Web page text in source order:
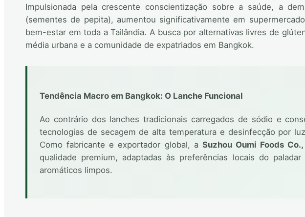
Impulsionada pela crescente conscientização sobre a saúde, a
(sementes de pepita), aumentou significativamente em
bem-estar em toda a Tailândia. A busca por alternativas livres de
média urbana e a comunidade de expatriados em Bangkok.
Tendência Macro em Bangkok: O Lanche Funcional
Ao contrário dos lanches tradicionais carregados de sódio e
tecnologias de secagem de alta temperatura e desinfecção por
Como fabricante e exportador global, a Suzhou Oumi Foods
qualidade premium, adaptadas às preferências locais do
aromáticos limpos.